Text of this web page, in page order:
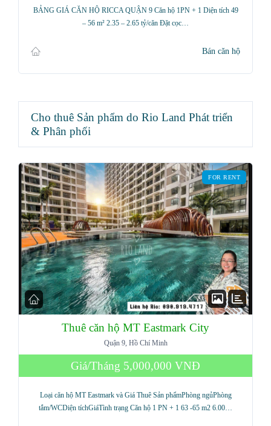
BẢNG GIÁ CĂN HỘ RICCA QUẬN 9 Căn hộ 1PN + 1 Diện tích 49
– 56 m² 2.35 – 2.65 tỷ/căn Đặt cọc…
Bán căn hộ
Cho thuê Sản phẩm do Rio Land Phát triển
& Phân phối
FOR RENT
Thuê căn hộ MT Eastmark City
Quận 9, Hồ Chí Minh
Giá/Tháng 5,000,000 VNĐ
Loại căn hộ MT Eastmark và Giá Thuê Sản phẩmPhòng ngủPhòng
tắm/WCDiện tíchGiáTình trạng Căn hộ 1 PN + 1 63 -65 m2 6.00…